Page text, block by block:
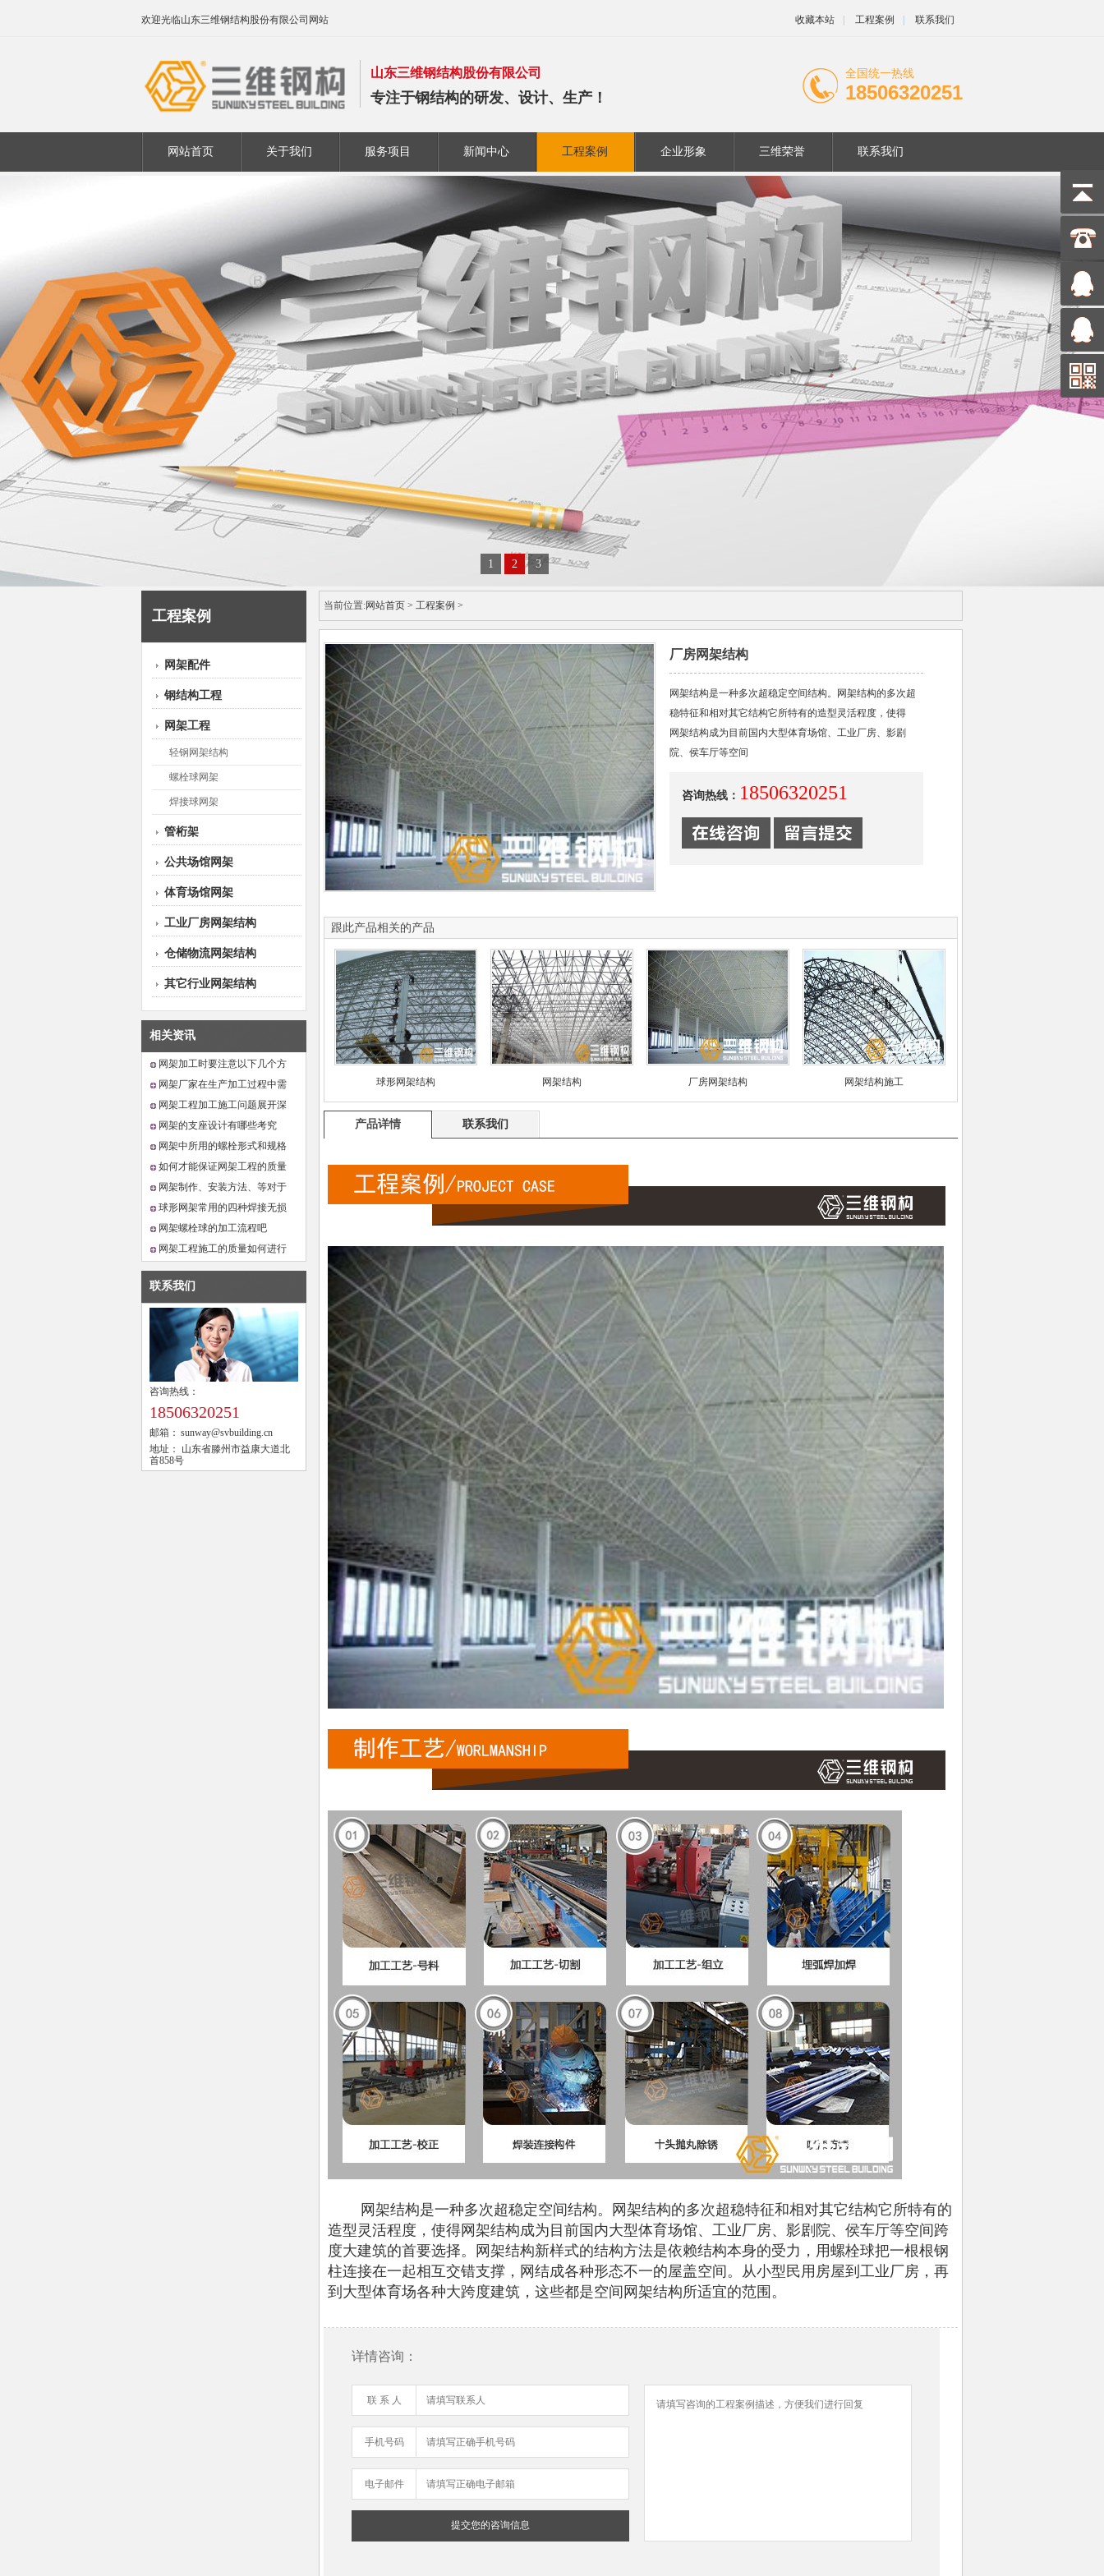
欢迎光临山东三维钢结构股份有限公司网站 收藏本站 工程案例 联系我们
山东三维钢结构股份有限公司
专注于钢结构的研发、设计、生产！
全国统一热线
18506320251
网站首页 关于我们 服务项目 新闻中心 工程案例 企业形象 三维荣誉 联系我们
1 2 3
工程案例
网架配件
钢结构工程
网架工程
轻钢网架结构
螺栓球网架
焊接球网架
管桁架
公共场馆网架
体育场馆网架
工业厂房网架结构
仓储物流网架结构
其它行业网架结构
相关资讯
网架加工时要注意以下几个方
面的问题
网架厂家在生产加工过程中需
要注意以下事项
网架工程加工施工问题展开深
入分析与探讨
网架的支座设计有哪些考究
吗？
网架中所用的螺栓形式和规格
如何才能保证网架工程的质量
呢 ?
网架制作、安装方法、等对于
选型的影响
球形网架常用的四种焊接无损
检测
网架螺栓球的加工流程吧
网架工程施工的质量如何进行
控制
联系我们
咨询热线：
18506320251
邮箱： sunway@svbuilding.cn
地址：
山东省滕州市益康大道北
首858号
当前位置:网站首页 > 工程案例 >
厂房网架结构
网架结构是一种多次超稳定空间结构。网架结构的多次超
稳特征和相对其它结构它所特有的造型灵活程度，使得
网架结构成为目前国内大型体育场馆、工业厂房、影剧
院、侯车厅等空间
咨询热线： 18506320251
跟此产品相关的产品
球形网架结构 网架结构 厂房网架结构 网架结构施工
产品详情 联系我们
网架结构是一种多次超稳定空间结构。网架结构的多次超稳特征和相对其它结构它所特有的
造型灵活程度，使得网架结构成为目前国内大型体育场馆、工业厂房、影剧院、侯车厅等空间跨
度大建筑的首要选择。网架结构新样式的结构方法是依赖结构本身的受力，用螺栓球把一根根钢
柱连接在一起相互交错支撑，网结成各种形态不一的屋盖空间。从小型民用房屋到工业厂房，再
到大型体育场各种大跨度建筑，这些都是空间网架结构所适宜的范围。
详情咨询：
联 系 人
手机号码
电子邮件